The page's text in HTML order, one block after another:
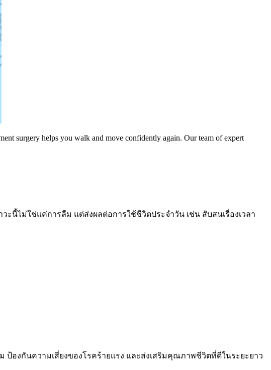
surgery helps you walk and move confidently again. Our team of expert
นี้ไม่ใช่แค่การลืม แต่ส่งผลต่อการใช้ชีวิตประจำวัน เช่น สับสนเรื่องเวลา
องกันความเสี่ยงของโรคร้ายแรง และส่งเสริมคุณภาพชีวิตที่ดีในระยะยาว